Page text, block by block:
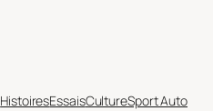
HistoiresEssaisCultureSport Auto